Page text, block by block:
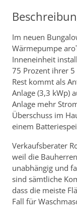
Im neuen
Wärmepumpe
Inneneinheit
75 Prozent ihrer
Rest kommt als
Anlage (3,3 kWp)
Anlage mehr
Überschuss im
einem
Verkaufsberater
weil die
unabhängig und
sind sämtliche
dass die meiste
Fall für